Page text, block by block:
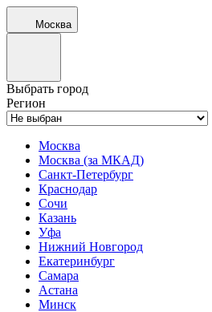
Москва
Выбрать город
Регион
Москва
Москва (за МКАД)
Санкт-Петербург
Краснодар
Сочи
Казань
Уфа
Нижний Новгород
Екатеринбург
Самара
Астана
Минск